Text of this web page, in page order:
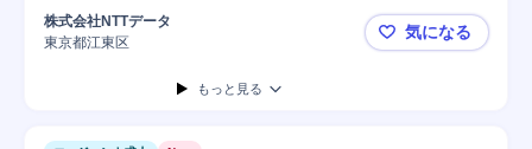
株式会社NTTデータ
東京都江東区
🔶面談確約
気になる
もっと見る